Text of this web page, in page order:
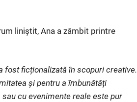
liniștit, Ana a zâmbit printre
fost ficționalizată în scopuri creative.
și pentru a îmbunătăți
cu evenimente reale este pur